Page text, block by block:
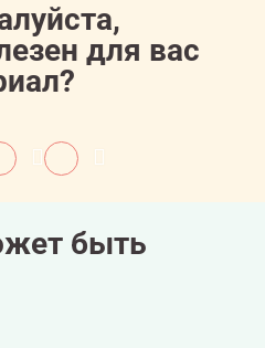
для вас
быть